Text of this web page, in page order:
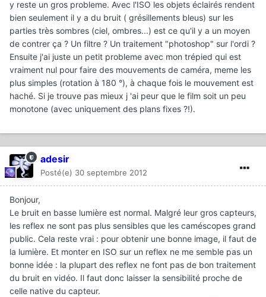
y reste un gros probleme. Avec l'ISO les objets éclairés rendent
bien seulement il y a du bruit ( grésillements bleus) sur les
parties très sombres (ciel, ombres...) est ce qu'il y a un moyen
de contrer ça ? Un filtre ? Un traitement "photoshop" sur l'ordi ?
Ensuite j'ai juste un petit probleme avec mon trépied qui est
vraiment nul pour faire des mouvements de caméra, meme les
plus simples (rotation à 180 °), à chaque fois le mouvement est
haché. Si je trouve pas mieux j 'ai peur que le film soit un peu
monotone (avec uniquement des plans fixes ?!).
adesir
Posté(e) 30 septembre 2012
Bonjour,
Le bruit en basse lumière est normal. Malgré leur gros capteurs,
les reflex ne sont pas plus sensibles que les caméscopes grand
public. Cela reste vrai : pour obtenir une bonne image, il faut de
la lumière. Et monter en ISO sur un reflex ne me semble pas un
bonne idée : la plupart des reflex ne font pas de bon traitement
du bruit en vidéo. Il faut donc laisser la sensibilité proche de
celle native du capteur.